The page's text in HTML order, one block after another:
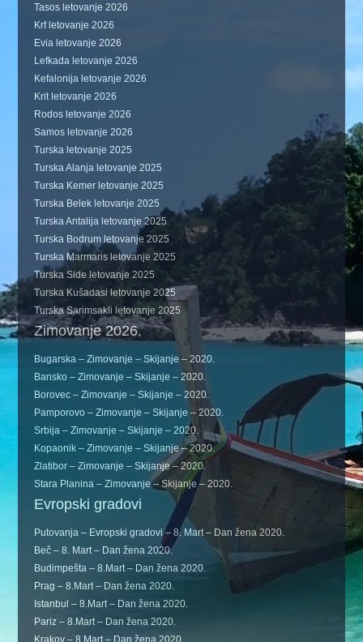
Tasos letovanje 2026
Krf letovanje 2026
Evia letovanje 2026
Lefkada letovanje 2026
Kefalonija letovanje 2026
Krit letovanje 2026
Rodos letovanje 2026
Samos letovanje 2026
Turska letovanje 2025
Turska Alanja letovanje 2025
Turska Kemer letovanje 2025
Turska Belek letovanje 2025
Turska Antalija letovanje 2025
Turska Bodrum letovanje 2025
Turska Marmaris letovanje 2025
Turska Side letovanje 2025
Turska Kušadasi letovanje 2025
Turska Sarimsakli letovanje 2025
Zimovanje 2026.
Bugarska – Zimovanje – Skijanje – 2020.
Bansko – Zimovanje – Skijanje – 2020.
Borovec – Zimovanje – Skijanje – 2020.
Pamporovo – Zimovanje – Skijanje – 2020.
Srbija – Zimovanje – Skijanje – 2020.
Kopaonik – Zimovanje – Skijanje – 2020.
Zlatibor – Zimovanje – Skijanje – 2020.
Stara Planina – Zimovanje – Skijanje – 2020.
Evropski gradovi
Putovanja – Evropski gradovi – 8. Mart – Dan žena 2020.
Beč – 8. Mart – Dan žena 2020.
Budimpešta – 8.Mart – Dan žena 2020.
Prag – 8.Mart – Dan žena 2020.
Istanbul – 8.Mart – Dan žena 2020.
Pariz – 8.Mart – Dan žena 2020.
Krakov – 8.Mart – Dan žena 2020.